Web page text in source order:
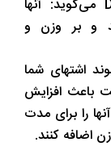
یا اسکیزوفرنی کمک می کنند. DeCotiis می‌گوید: آنها
و بر وزن و
اشتهای شما
باعث افزایش
که آنها را برای مدت
اضافه کنند.